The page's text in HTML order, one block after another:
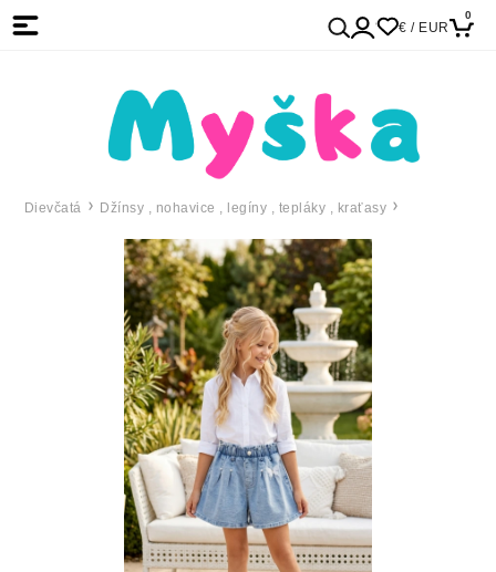
€ / EUR
0
Dievčatá Džínsy , nohavice , legíny , tepláky , kraťasy